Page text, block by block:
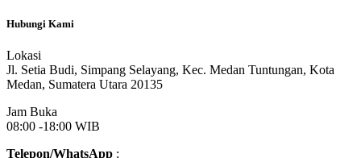
Hubungi Kami
Lokasi
Jl. Setia Budi, Simpang Selayang, Kec. Medan Tuntungan, Kota
Medan, Sumatera Utara 20135
Jam Buka
08:00 -18:00 WIB
Telepon/WhatsApp :